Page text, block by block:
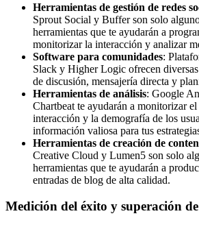
Herramientas de gestión de redes
Sprout Social y Buffer son solo
herramientas que te ayudarán a
monitorizar la interacción y analizar
Software para comunidades:
Slack y Higher Logic ofrecen
de discusión, mensajería directa y
Herramientas de análisis: Google
Chartbeat te ayudarán a monitorizar
interacción y la demografía de los
información valiosa para tus
Herramientas de creación de
Creative Cloud y Lumen5 son solo
herramientas que te ayudarán a
entradas de blog de alta calidad.
Medición del éxito y superación